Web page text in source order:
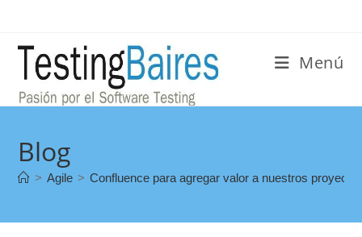
Menú
Blog
> Agile > Confluence para agregar valor a nuestros